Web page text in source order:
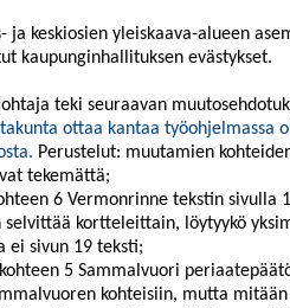
ja keskiosien yleiskaava-alueen
kaupunginhallituksen evästykset.
teki seuraavan
ottaa kantaa työohjelmassa
Perustelut: muutamien
tekemättä;
6Vermonrinne tekstin sivulla
selvittää kortteleittain, löytyykö
ei sivun 19 teksti;
kohteen 5 Sammalvuori
kohteisiin, mutta